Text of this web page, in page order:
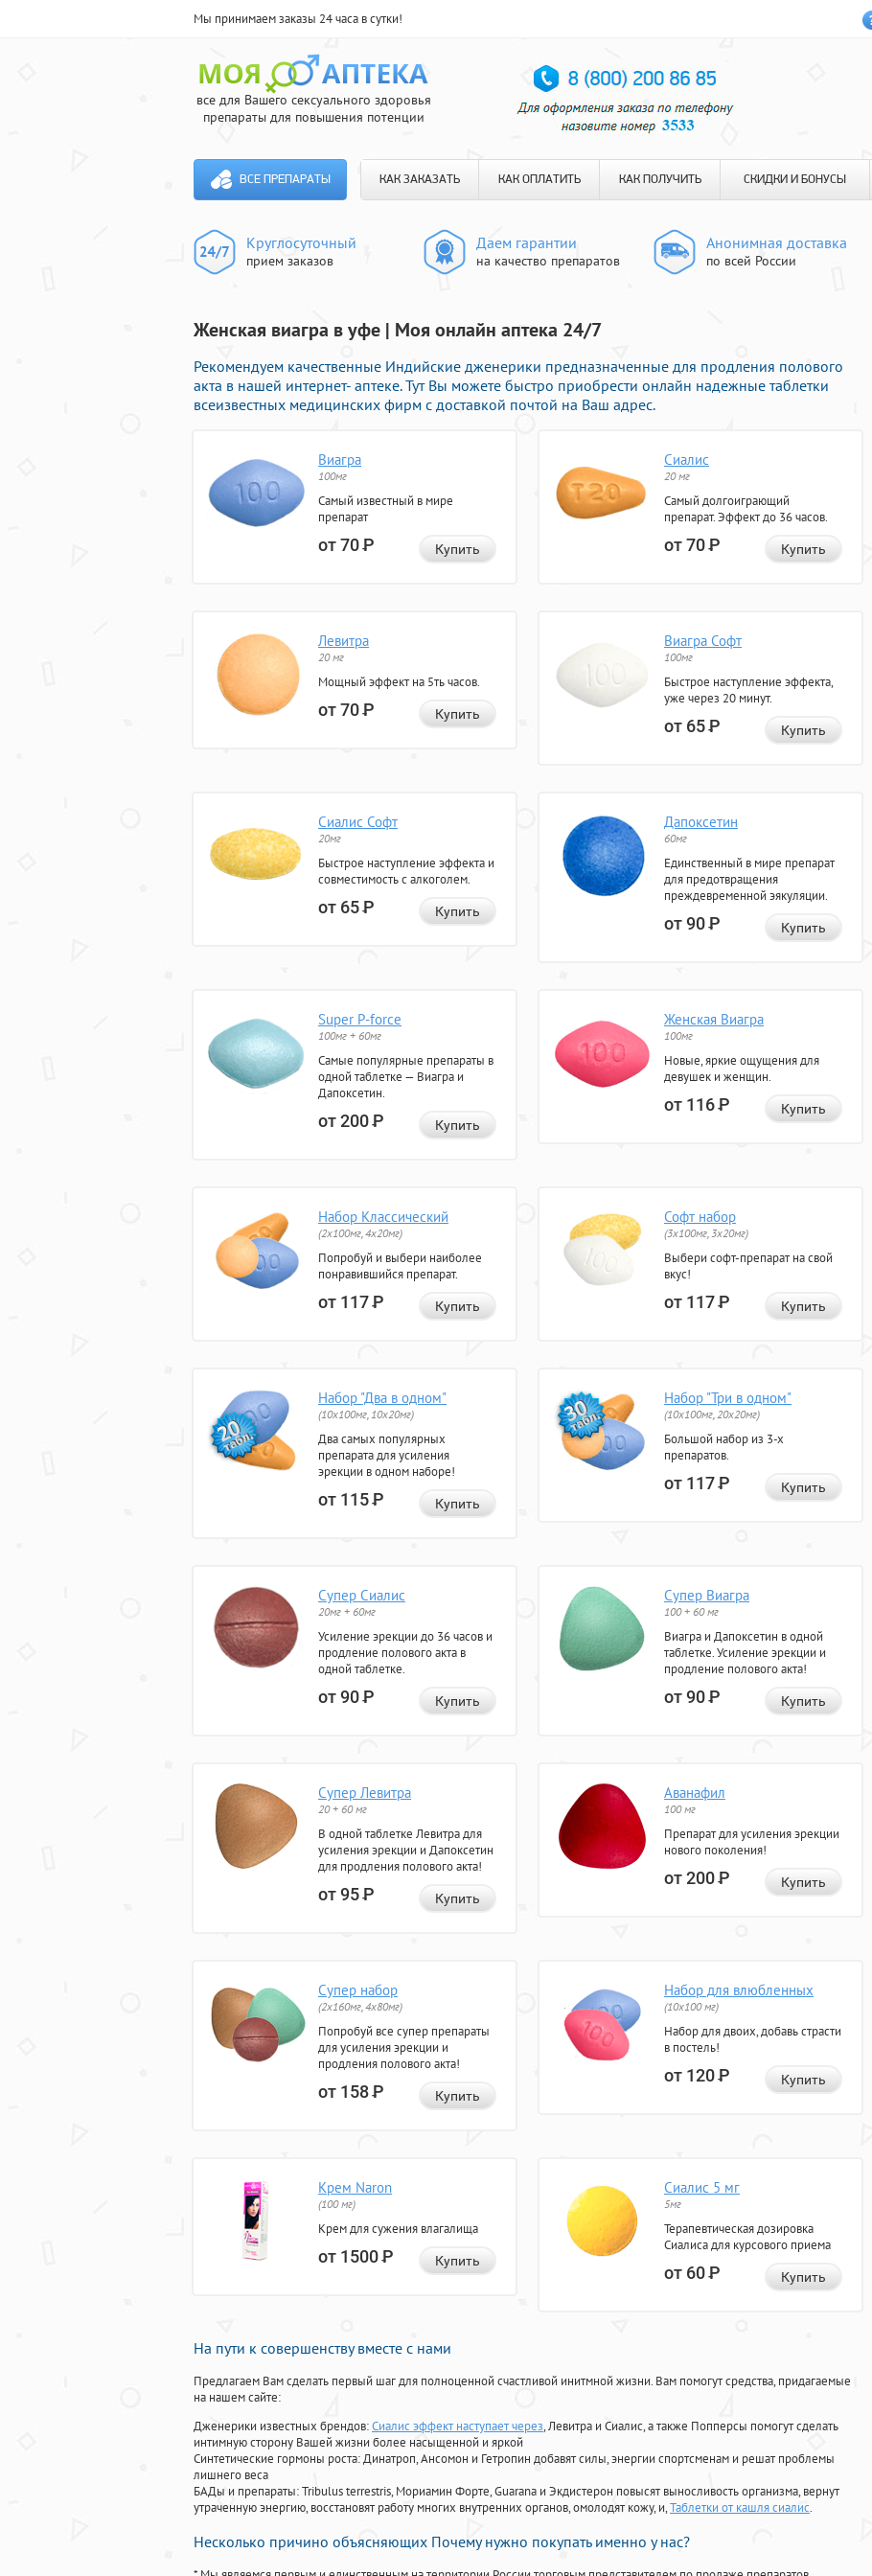
Мы принимаем заказы 24 часа в сутки!
все для Вашего сексуального здоровья
препараты для повышения потенции
ВСЕ ПРЕПАРАТЫ КАК ЗАКАЗАТЬ КАК ОПЛАТИТЬ КАК ПОЛУЧИТЬ СКИДКИ И БОНУСЫ
Круглосуточный
прием заказов
Даем гарантии
на качество препаратов
Анонимная доставка
по всей России
Женская виагра в уфе | Моя онлайн аптека 24/7
Рекомендуем качественные Индийские дженерики предназначенные для продления полового
акта в нашей интернет- аптеке. Тут Вы можете быстро приобрести онлайн надежные таблетки
всеизвестных медицинских фирм с доставкой почтой на Ваш адрес.
Виагра
100мг
Самый известный в мире
препарат
от 70Р Купить
Сиалис
20 мг
Самый долгоиграющий
препарат. Эффект до 36 часов.
от 70Р Купить
Левитра
20 мг
Мощный эффект на 5ть часов.
от 70Р Купить
Виагра Софт
100мг
Быстрое наступление эффекта,
уже через 20 минут.
от 65Р Купить
Сиалис Софт
20мг
Быстрое наступление эффекта и
совместимость с алкоголем.
от 65Р Купить
Дапоксетин
60мг
Единственный в мире препарат
для предотвращения
преждевременной эякуляции.
от 90Р Купить
Super P-force
100мг + 60мг
Самые популярные препараты в
одной таблетке — Виагра и
Дапоксетин.
от 200Р Купить
Женская Виагра
100мг
Новые, яркие ощущения для
девушек и женщин.
от 116Р Купить
Набор Классический
(2x100мг, 4x20мг)
Попробуй и выбери наиболее
понравившийся препарат.
от 117Р Купить
Софт набор
(3x100мг, 3x20мг)
Выбери софт-препарат на свой
вкус!
от 117Р Купить
Набор "Два в одном"
(10x100мг, 10x20мг)
Два самых популярных
препарата для усиления
эрекции в одном наборе!
от 115Р Купить
Набор "Три в одном"
(10x100мг, 20x20мг)
Большой набор из 3-х
препаратов.
от 117Р Купить
Супер Сиалис
20мг + 60мг
Усиление эрекции до 36 часов и
продление полового акта в
одной таблетке.
от 90Р Купить
Супер Виагра
100 + 60 мг
Виагра и Дапоксетин в одной
таблетке. Усиление эрекции и
продление полового акта!
от 90Р Купить
Супер Левитра
20 + 60 мг
В одной таблетке Левитра для
усиления эрекции и Дапоксетин
для продления полового акта!
от 95Р Купить
Аванафил
100 мг
Препарат для усиления эрекции
нового поколения!
от 200Р Купить
Супер набор
(2х160мг, 4х80мг)
Попробуй все супер препараты
для усиления эрекции и
продления полового акта!
от 158Р Купить
Набор для влюбленных
(10х100 мг)
Набор для двоих, добавь страсти
в постель!
от 120Р Купить
Крем Naron
(100 мг)
Крем для сужения влагалища
от 1500Р Купить
Сиалис 5 мг
5мг
Терапевтическая дозировка
Сиалиса для курсового приема
от 60Р Купить
На пути к совершенству вместе с нами
Предлагаем Вам сделать первый шаг для полноценной счастливой инитмной жизни. Вам помогут средства, придагаемые
на нашем сайте:
Дженерики известных брендов:Сиалис эффект наступает через, Левитра и Сиалис, а также Попперсы помогут сделать
интимную сторону Вашей жизни более насыщенной и яркой
Синтетические гормоны роста: Динатроп, Ансомон и Гетропин добавят силы, энергии спортсменам и решат проблемы
лишнего веса
БАДы и препараты:Tribulus terrestris, Мориамин Форте, Guarana и Экдистерон повысят выносливость организма, вернут
утраченную энергию, восстановят работу многих внутренних органов, омолодят кожу, и,Таблетки от кашля сиалис.
Несколько причино объясняющих Почему нужно покупать именно у нас?